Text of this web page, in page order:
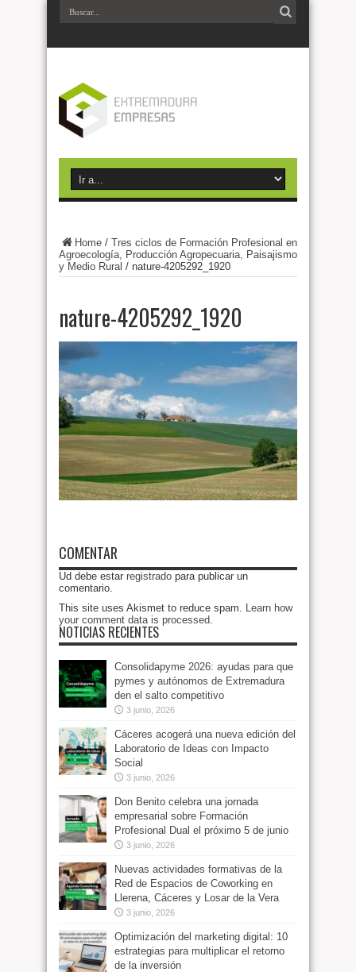
Home / Tres ciclos de Formación Profesional en
Agroecología, Producción Agropecuaria, Paisajismo
y Medio Rural / nature-4205292_1920
nature-4205292_1920
COMENTAR
Ud debe estar registrado para publicar un
comentario.
This site uses Akismet to reduce spam. Learn how
your comment data is processed.
NOTICIAS RECIENTES
Consolidapyme 2026: ayudas para que
pymes y autónomos de Extremadura
den el salto competitivo
3 junio, 2026
Cáceres acogerá una nueva edición del
Laboratorio de Ideas con Impacto
Social
3 junio, 2026
Don Benito celebra una jornada
empresarial sobre Formación
Profesional Dual el próximo 5 de junio
3 junio, 2026
Nuevas actividades formativas de la
Red de Espacios de Coworking en
Llerena, Cáceres y Losar de la Vera
3 junio, 2026
Optimización del marketing digital: 10
estrategias para multiplicar el retorno
de la inversión